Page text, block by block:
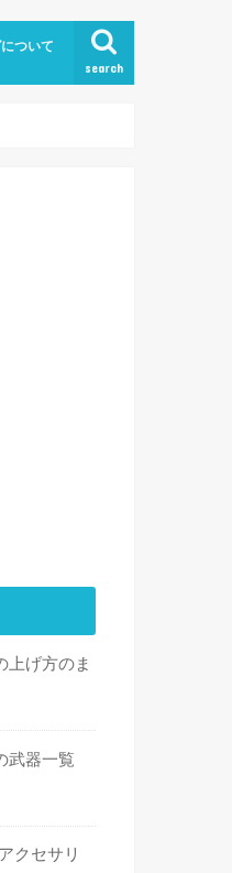
search
ついて
せ
上げ方のま
武器一覧
クセサリ